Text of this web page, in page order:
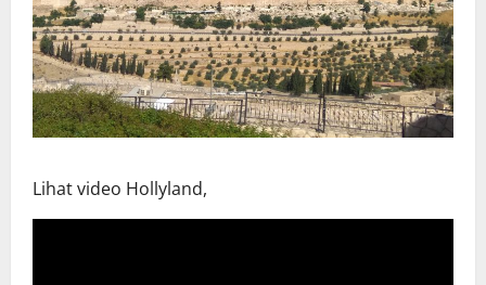
Lihat video Hollyland,